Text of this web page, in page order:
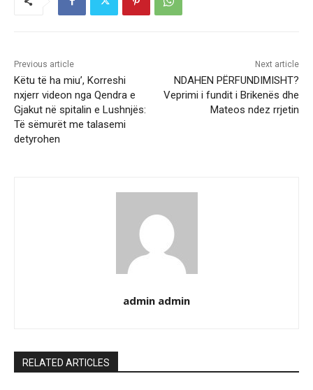
Previous article
Këtu të ha miu’, Korreshi
nxjerr videon nga Qendra e
Gjakut në spitalin e Lushnjës:
Të sëmurët me talasemi
detyrohen
Next article
NDAHEN PËRFUNDIMISHT?
Veprimi i fundit i Brikenës dhe
Mateos ndez rrjetin
admin admin
RELATED ARTICLES